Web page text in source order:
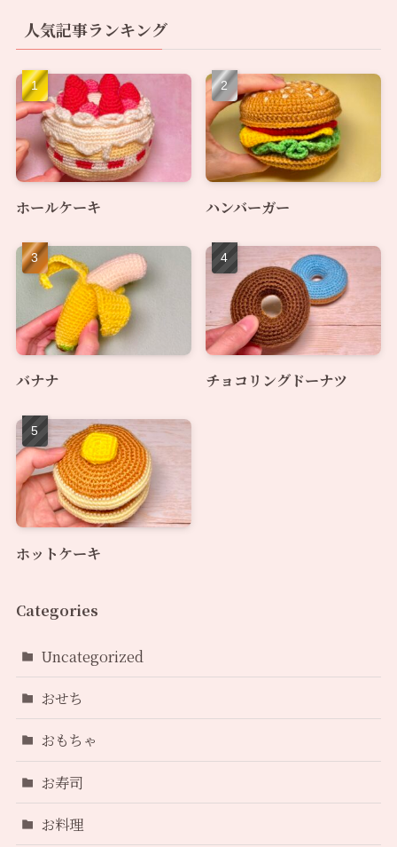
人気記事ランキング
ホールケーキ ハンバーガー
バナナ チョコリングドーナツ
ホットケーキ
Categories
Uncategorized
おせち
おもちゃ
お寿司
お料理